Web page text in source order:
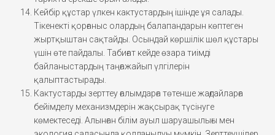
Кейбір құстар үлкен кактустардың ішінде ұя салады.
Тікенекті қорғаныс олардың балапандарын көптеген
жыртқыштан сақтайды. Осындай көршілік шөл құстары
үшін өте пайдалы. Табиғат кейде өзара тиімді
байланыстардың таңғажайып үлгілерін
қалыптастырады.
Кактустарды зерттеу ғалымдарға төтенше жағдайларға
бейімделу механизмдерін жақсырақ түсінуге
көмектеседі. Алынған білім ауыл шаруашылығы мен